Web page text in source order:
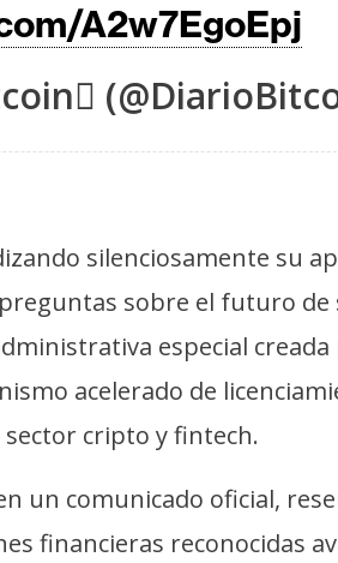
A2w7EgoEpj
silenciosamente su
sobre el futuro de
especial
acelerado de
cripto y fintech.
un comunicado oficial,
financieras reconocidas